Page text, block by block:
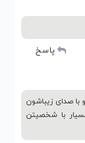
پاسخ
صدای زیباشون
با شخصیتن